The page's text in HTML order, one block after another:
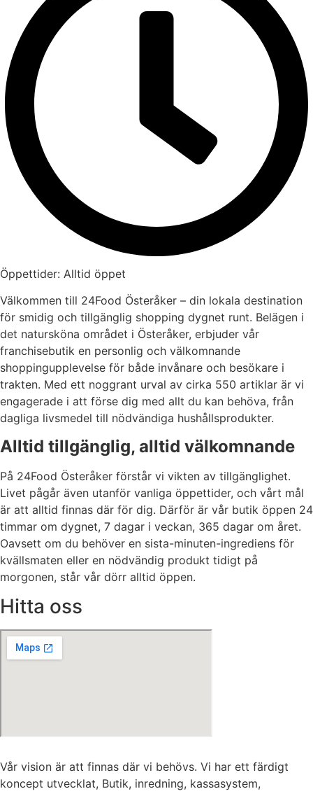
Öppettider: Alltid öppet
Välkommen till 24Food Österåker – din lokala destination
för smidig och tillgänglig shopping dygnet runt. Belägen i
det natursköna området i Österåker, erbjuder vår
franchisebutik en personlig och välkomnande
shoppingupplevelse för både invånare och besökare i
trakten. Med ett noggrant urval av cirka 550 artiklar är vi
engagerade i att förse dig med allt du kan behöva, från
dagliga livsmedel till nödvändiga hushållsprodukter.
Alltid tillgänglig, alltid välkomnande
På 24Food Österåker förstår vi vikten av tillgänglighet.
Livet pågår även utanför vanliga öppettider, och vårt mål
är att alltid finnas där för dig. Därför är vår butik öppen 24
timmar om dygnet, 7 dagar i veckan, 365 dagar om året.
Oavsett om du behöver en sista-minuten-ingrediens för
kvällsmaten eller en nödvändig produkt tidigt på
morgonen, står vår dörr alltid öppen.
Hitta oss
Vår vision är att finnas där vi behövs. Vi har ett färdigt
koncept utvecklat, Butik, inredning, kassasystem,